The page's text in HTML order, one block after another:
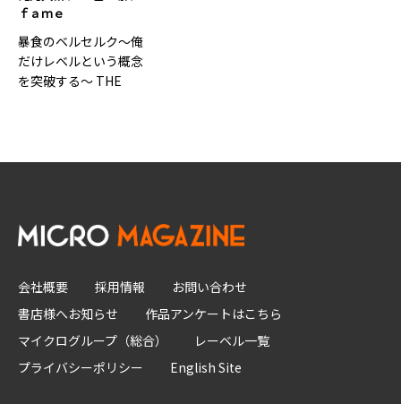
ｆａｍｅ
暴食のベルセルク～俺
だけレベルという概念
を突破する～ THE
会社概要 採用情報
お問い合わせ
書店様へお知らせ
作品アンケートはこちら
マイクログループ（総合）
レーベル一覧
プライバシーポリシー
English Site